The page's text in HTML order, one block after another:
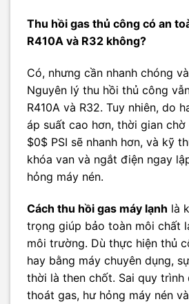
Thu hồi gas thủ công có an
R410A và R32 không?
Có, nhưng cần nhanh chóng
Nguyên lý thu hồi thủ công
R410A và R32. Tuy nhiên, do
áp suất cao hơn, thời gian
$0$ PSI sẽ nhanh hơn, và kỹ
khóa van và ngắt điện ngay
hỏng máy nén.
Cách thu hồi gas máy lạnh là
trọng giúp bảo toàn môi chất
môi trường. Dù thực hiện thủ
hay bằng máy chuyên dụng,
thời là then chốt. Sai quy
thoát gas, hư hỏng máy nén